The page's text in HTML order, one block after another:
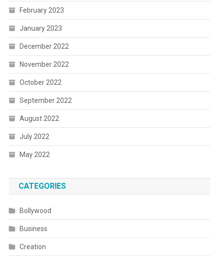
February 2023
January 2023
December 2022
November 2022
October 2022
September 2022
August 2022
July 2022
May 2022
CATEGORIES
Bollywood
Business
Creation